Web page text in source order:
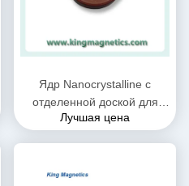
Ядр Nanocrystalline с
отделенной доской для
дросселя N30-20-10
Лучшая цена